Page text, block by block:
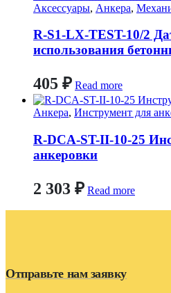
Аксессуары, Анкера,
R-S1-LX-TEST-10/2
использования
405 ₽ Read more
Анкера, Инструмент для
R-DCA-ST-II-10-25
анкеровки
2 303 ₽ Read more
Отправьте нам заявку